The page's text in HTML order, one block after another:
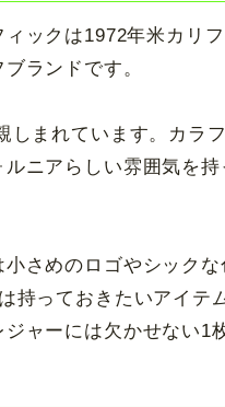
ックは1972年米カリ
ランドです。
しまれています。カラ
ニアらしい雰囲気を持
さめのロゴやシックな
持っておきたいアイテ
ャーには欠かせない1